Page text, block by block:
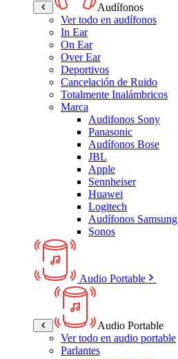
Audífonos
Ver todo en audífonos
In Ear
On Ear
Over Ear
Deportivos
Cancelación de Ruido
Totalmente Inalámbricos
Marca
Audifonos Sony
Panasonic
Audífonos Bose
JBL
Apple
Sennheiser
Huawei
Logitech
Audífonos Samsung
Sonos
Audio Portable
Audio Portable
Ver todo en audio portable
Parlantes